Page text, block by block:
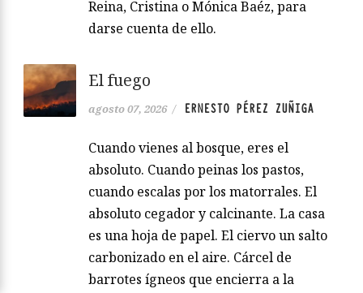
Reina, Cristina o Mónica Baéz, para
darse cuenta de ello.
El fuego
agosto 07, 2026 / ERNESTO PÉREZ ZUÑIGA
Cuando vienes al bosque, eres el
absoluto. Cuando peinas los pastos,
cuando escalas por los matorrales. El
absoluto cegador y calcinante. La casa
es una hoja de papel. El ciervo un salto
carbonizado en el aire. Cárcel de
barrotes ígneos que encierra a la